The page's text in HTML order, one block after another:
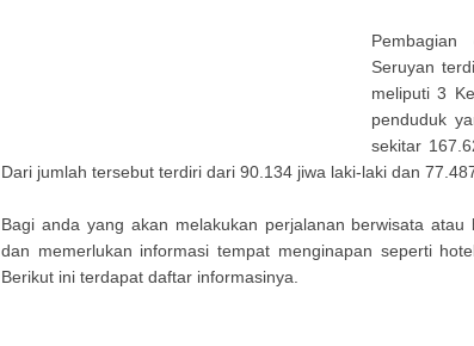
Seruyan
meliputi 3
penduduk
sekitar
Dari jumlah tersebut terdiri dari 90.134 jiwa laki-laki dan
Bagi anda yang akan melakukan perjalanan berwisata atau
dan memerlukan informasi tempat menginapan seperti
Berikut ini terdapat daftar informasinya.